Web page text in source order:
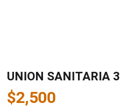
UNION SANITARIA 3
$2,500